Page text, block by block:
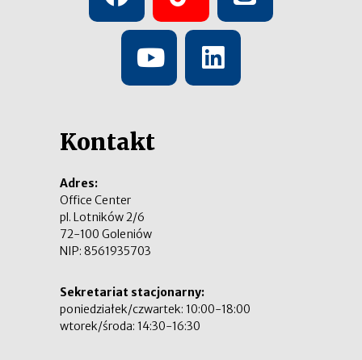
Kontakt
Adres:
Office Center
pl. Lotników 2/6
72-100 Goleniów
NIP: 8561935703
Sekretariat stacjonarny:
poniedziałek/czwartek: 10:00-18:00
wtorek/środa: 14:30-16:30